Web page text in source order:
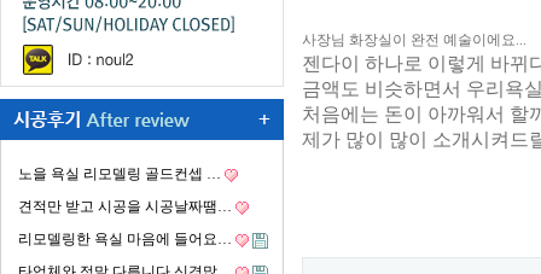
노을 욕실 리모델링 골드컨셉 …
견적만 받고 시공을 시공날짜땜…
리모델링한 욕실 마음에 들어요…
사장님 화장실이 완전 예술이에요...
젠다이 하나로 이렇게 바뀌
금액도 비슷하면서 우리욕
처음에는 돈이 아까워서 할
제가 많이 많이 소개시켜드